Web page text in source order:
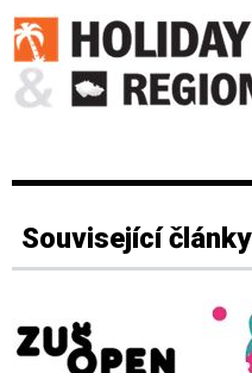
Související články